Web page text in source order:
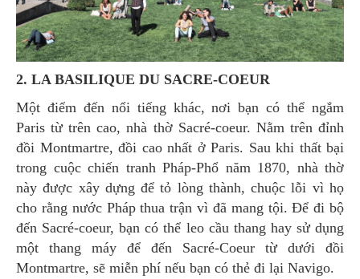
2. LA BASILIQUE DU SACRE-COEUR
Một điểm đến nổi tiếng khác, nơi bạn có thể ngắm
Paris từ trên cao, nhà thờ Sacré-coeur. Nằm trên đỉnh
đồi Montmartre, đồi cao nhất ở Paris. Sau khi thất bại
trong cuộc chiến tranh Pháp-Phổ năm 1870, nhà thờ
này được xây dựng để tỏ lòng thành, chuộc lỗi vì họ
cho rằng nước Pháp thua trận vì đã mang tội. Để đi bộ
đến Sacré-coeur, bạn có thể leo cầu thang hay sử dụng
một thang máy để đến Sacré-Coeur từ dưới đồi
Montmartre, sẽ miễn phí nếu bạn có thẻ đi lại Navigo.